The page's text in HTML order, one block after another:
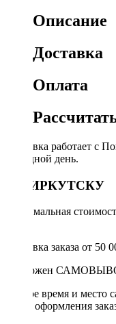
Описание
Доставка
Оплата
Доставка работает с
выходной день.
ПО ИРКУТСКУ
Минимальная
Доставка заказа от 50
Возможен
Точное время и место
после оформления